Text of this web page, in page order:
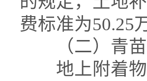
费标准为50.25
（二）青苗
地上附着物